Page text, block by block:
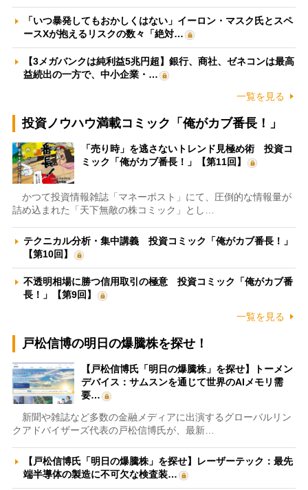
「いつ暴発してもおかしくはない」イーロン・マスク氏とスペ
ースXが抱えるリスクの数々「絶対…
【3メガバンクは純利益5兆円超】銀行、商社、ゼネコンは最高
益続出の一方で、中小企業・…
一覧を見る
投資ノウハウ満載コミック「俺がカブ番長！」
「売り時」を逃さないトレンド見極め術 投資コ
ミック「俺がカブ番長！」【第11回】
かつて投資情報雑誌「マネーポスト」にて、圧倒的な情報量が
詰め込まれた「天下無敵の株コミック」とし…
テクニカル分析・集中講義 投資コミック「俺がカブ番長！」
【第10回】
不透明相場に勝つ信用取引の極意 投資コミック「俺がカブ番
長！」【第9回】
一覧を見る
戸松信博の明日の爆騰株を探せ！
【戸松信博氏「明日の爆騰株」を探せ】トーメン
デバイス：サムスンを通じて世界のAIメモリ需
要…
新聞や雑誌など多数の金融メディアに出演するグローバルリン
クアドバイザーズ代表の戸松信博氏が、最新…
【戸松信博氏「明日の爆騰株」を探せ】レーザーテック：最先
端半導体の製造に不可欠な検査装…